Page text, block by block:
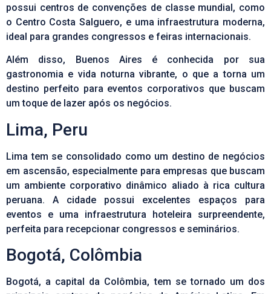
possui centros de convenções de classe mundial, como
o Centro Costa Salguero, e uma infraestrutura moderna,
ideal para grandes congressos e feiras internacionais.
Além disso, Buenos Aires é conhecida por sua
gastronomia e vida noturna vibrante, o que a torna um
destino perfeito para eventos corporativos que buscam
um toque de lazer após os negócios.
Lima, Peru
Lima tem se consolidado como um destino de negócios
em ascensão, especialmente para empresas que buscam
um ambiente corporativo dinâmico aliado à rica cultura
peruana. A cidade possui excelentes espaços para
eventos e uma infraestrutura hoteleira surpreendente,
perfeita para recepcionar congressos e seminários.
Bogotá, Colômbia
Bogotá, a capital da Colômbia, tem se tornado um dos